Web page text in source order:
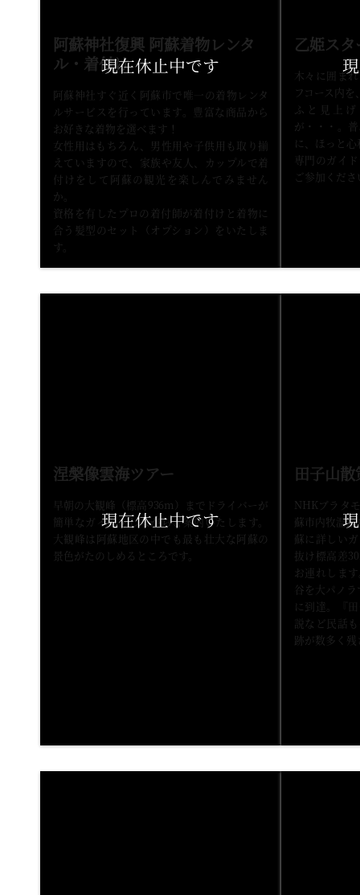
阿蘇神社復興 阿蘇着物レンタ
ル・着付け
阿蘇神社すぐ近く阿蘇市で唯一の着物レンタ
ルサービスを行っています。豊富な商品から
お好きな着物を選べます！
女性用はもちろん、男性用や子供用も取り揃
えていますので、家族や友人、カップルで着
付けをして阿蘇の観光を楽しんでみません
か。
資格を有したプロの着付師が着付けと着物に
合う髪型のセット（オプション）をいたしま
す。
乙姫ス
木々に囲ま
フコース内
ふと見上
が・・・。
に、ほっと
専門のガイ
ご参加くだ
涅槃像雲海ツアー
早朝の大観峰（標高936m）までドライバーが
簡単なガイドをしながらご案内いたします。
大観峰は阿蘇地区の中でも最も壮大な阿蘇の
景色がたのしめるところです。
田子山散
NHKブラタ
蘇市内牧温
蘇に詳しい
抜け標高差
お連れしま
谷を大パノ
に到達。『
説など民話
跡が数多く